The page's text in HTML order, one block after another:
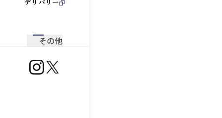
デリバリー
その他
https://www.instagram.com/ootoya.jp/
https://x.com/ootoya_gohan